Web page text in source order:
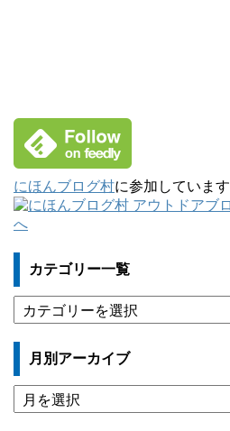
にほんブログ村に参加しています
カテゴリー一覧
テ
ゴ
ー
一
覧
月別アーカイブ
月
別